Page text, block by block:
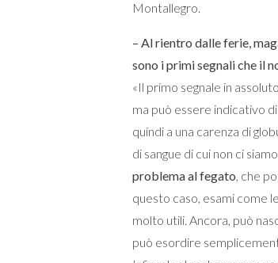
Montallegro.
– Al rientro dalle ferie,
sono i primi segnali che il
«Il primo segnale in
ma può essere indicativo
quindi a una carenza di
di sangue di cui non ci
problema al fegato, che
questo caso, esami come
molto utili. Ancora, può
può esordire